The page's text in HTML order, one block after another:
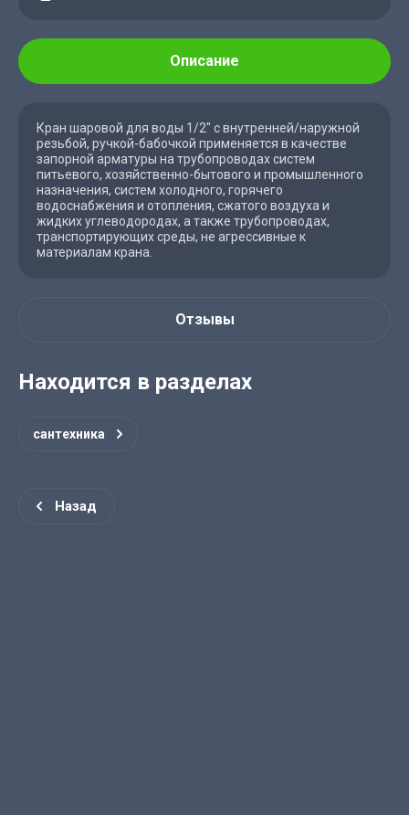
Описание
Кран шаровой для воды 1/2" с внутренней/наружной
резьбой, ручкой-бабочкой применяется в качестве
запорной арматуры на трубопроводах систем
питьевого, хозяйственно-бытового и промышленного
назначения, систем холодного, горячего
водоснабжения и отопления, сжатого воздуха и
жидких углеводородах, а также трубопроводах,
транспортирующих среды, не агрессивные к
материалам крана.
Отзывы
Находится в разделах
сантехника
Назад